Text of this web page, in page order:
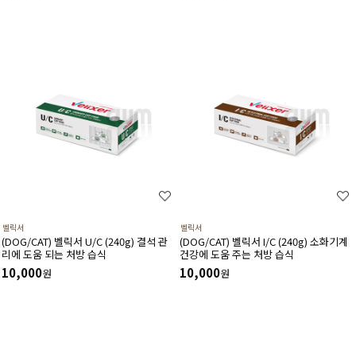
벨릭서
(DOG/CAT) 벨릭서 U/C (240g) 결석 관
리에 도움 되는 처방 습식
10,000원
벨릭서
(DOG/CAT) 벨릭서 I/C (240g) 소화기계
건강에 도움 주는 처방 습식
10,000원